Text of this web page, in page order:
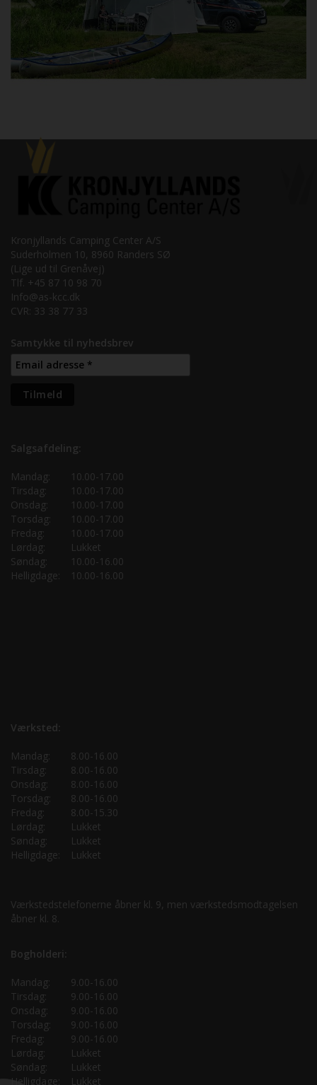
Kronjyllands Camping Center A/S
Suderholmen 10, 8960 Randers SØ
(Lige ud til Grenåvej)
Tlf. +45 87 10 98 70
Info@as-kcc.dk
CVR: 33 38 77 33
Samtykke til nyhedsbrev
Salgsafdeling:
Mandag:
10.00-17.00
Tirsdag:
10.00-17.00
Onsdag:
10.00-17.00
Torsdag:
10.00-17.00
Fredag:
10.00-17.00
Lørdag:
Lukket
Søndag:
10.00-16.00
Helligdage:
10.00-16.00
Værksted:
Mandag:
8.00-16.00
Tirsdag:
8.00-16.00
Onsdag:
8.00-16.00
Torsdag:
8.00-16.00
Fredag:
8.00-15.30
Lørdag:
Lukket
Søndag:
Lukket
Helligdage:
Lukket
Værkstedstelefonerne åbner kl. 9, men værkstedsmodtagelsen
åbner kl. 8.
Bogholderi:
Mandag:
9.00-16.00
Tirsdag:
9.00-16.00
Onsdag:
9.00-16.00
Torsdag:
9.00-16.00
Fredag:
9.00-16.00
Lørdag:
Lukket
Søndag:
Lukket
Helligdage:
Lukket